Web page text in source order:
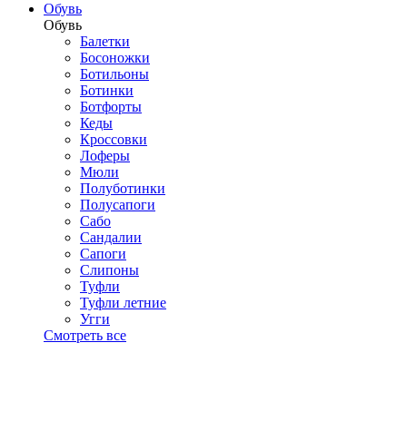
Обувь
Обувь
Балетки
Босоножки
Ботильоны
Ботинки
Ботфорты
Кеды
Кроссовки
Лоферы
Мюли
Полуботинки
Полусапоги
Сабо
Сандалии
Сапоги
Слипоны
Туфли
Туфли летние
Угги
Смотреть все